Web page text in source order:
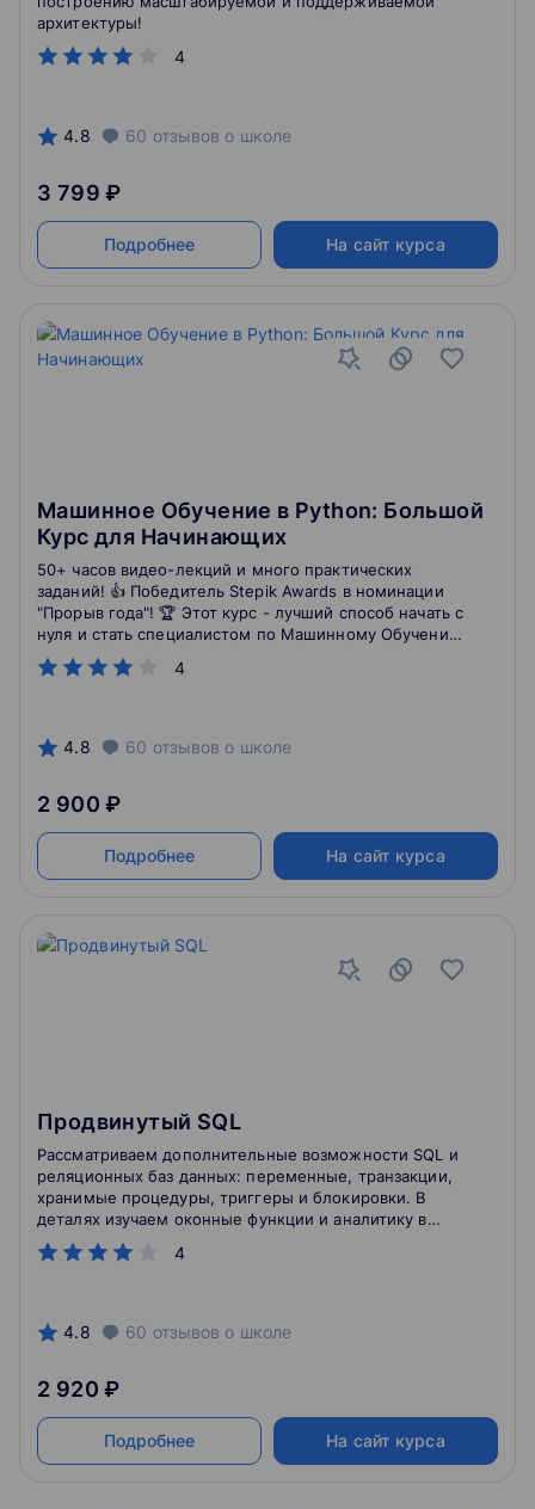
4
архитектуры!
4.8 60 отзывов о школе
3 799 ₽
Подробнее На сайт курса
Машинное Обучение в Python: Большой
Курс для Начинающих
4
50+ часов видео-лекций и много практических
заданий! 👍 Победитель Stepik Awards в номинации
"Прорыв года"! 🏆 Этот курс - лучший способ начать с
нуля и стать специалистом по Машинному Обучению
в Python! Библиотеки NumPy, Pandas, Matplotlib,
Seaborn, Scikit-Learn и многое другое.🔥 Оперативная
4.8 60 отзывов о школе
2 900 ₽
Подробнее На сайт курса
Продвинутый SQL
4
Рассматриваем дополнительные возможности SQL и
реляционных баз данных: переменные, транзакции,
хранимые процедуры, триггеры и блокировки. В
деталях изучаем оконные функции и аналитику в
SQL.
4.8 60 отзывов о школе
2 920 ₽
Подробнее На сайт курса